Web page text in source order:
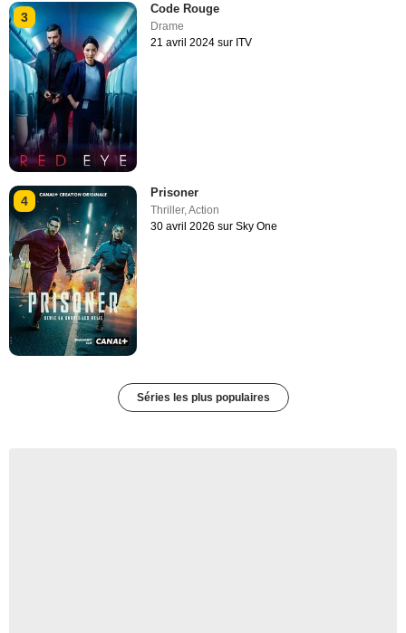
3
Code Rouge
Drame
21 avril 2024 sur ITV
4
Prisoner
Thriller,Action
30 avril 2026 sur Sky One
Séries les plus populaires